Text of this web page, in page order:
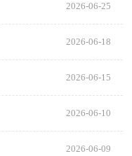
2026-06-25
2026-06-18
2026-06-15
2026-06-10
2026-06-09